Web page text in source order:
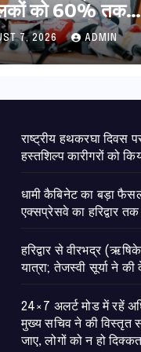
को 60% तक
गंगा एक्सप्रेसवे का
तक होगा विस्तार
7, 2026 ADMIN
राष्ट्रीय हथकरघा दिवस
हस्तशिल्प कारीगरों को
​धामी कैबिनेट का बड़ा
एक्सप्रेसवे का हरिद्वार तक
​हरिद्वार से वीरभद्र
यात्रा; तेजस्वी सूर्या ने
24×7 अलर्ट मोड में रहें
मुख्य सचिव ने की विस्तृत
जाए, लोगों को न हो